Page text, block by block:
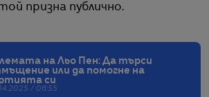
призна публично.
на Льо Пен: Да търси
или да помогне на
си
/ 06:55